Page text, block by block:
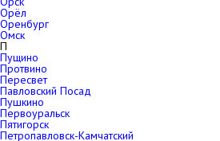
Орёл
Оренбург
Омск
П
Пущино
Протвино
Пересвет
Павловский Посад
Пушкино
Первоуральск
Пятигорск
Петропавловск-Камчатский